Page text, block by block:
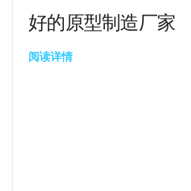
好的原型制造厂家
阅读详情